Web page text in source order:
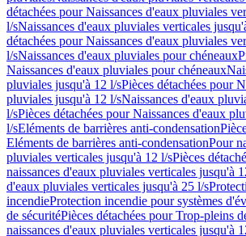
détachées pour Naissances d'eaux pluviales
l/sNaissances d'eaux pluviales verticales
détachées pour Naissances d'eaux pluviales
l/sNaissances d'eaux pluviales pour chéneaux
Naissances d'eaux pluviales pour chéneaux
pluviales jusqu'à 12 l/sPièces détachées pour
pluviales jusqu'à 12 l/sNaissances d'eaux
l/sPièces détachées pour Naissances d'eaux
l/sEléments de barrières anti-condensation
Eléments de barrières anti-condensationPour
pluviales verticales jusqu'à 12 l/sPièces
naissances d'eaux pluviales verticales jusqu'à
d'eaux pluviales verticales jusqu'à 25 l/s
incendieProtection incendie pour systèmes
de sécuritéPièces détachées pour Trop-pleins
naissances d'eaux pluviales verticales jusqu'à